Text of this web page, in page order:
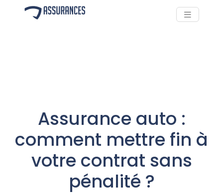
Assurance auto :
comment mettre fin à
votre contrat sans
pénalité ?